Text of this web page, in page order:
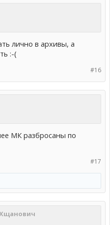
лично в архивы, а
:-(
#16
МК разбросаны по
#17